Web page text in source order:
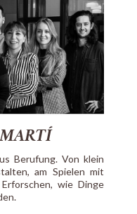
Berufung. Von klein
am Spielen mit
wie Dinge